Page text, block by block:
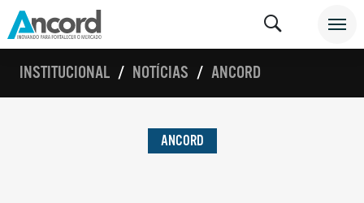
INSTITUCIONAL NOTÍCIAS ANCORD
ANCORD